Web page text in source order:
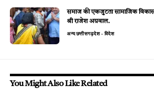
समाज की एकजुटता सामाजिक
श्री राजेश अग्रवाल.
अन्यछत्तीसगढ़देश - विदेश
You Might Also Like Related